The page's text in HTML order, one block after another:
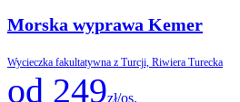
Morska wyprawa Kemer
Wycieczka fakultatywna z Turcji, Riwiera Turecka
od 249zł/os.